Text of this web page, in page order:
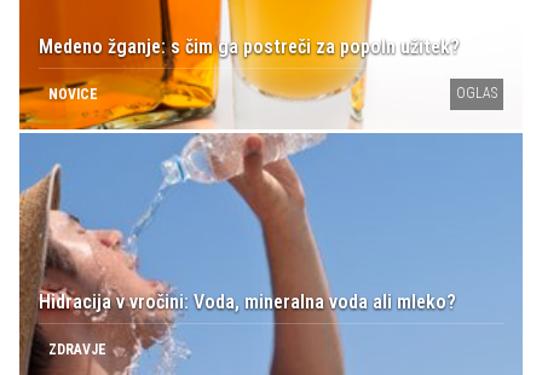
Medeno žganje: s čim ga postreči za popoln užitek?
NOVICE OGLAS
Hidracija v vročini: Voda, mineralna voda ali mleko?
ZDRAVJE